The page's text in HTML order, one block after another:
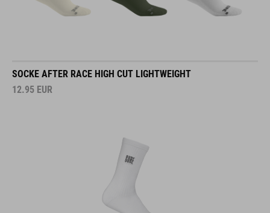
SOCKE AFTER RACE HIGH CUT LIGHTWEIGHT
12.95 EUR